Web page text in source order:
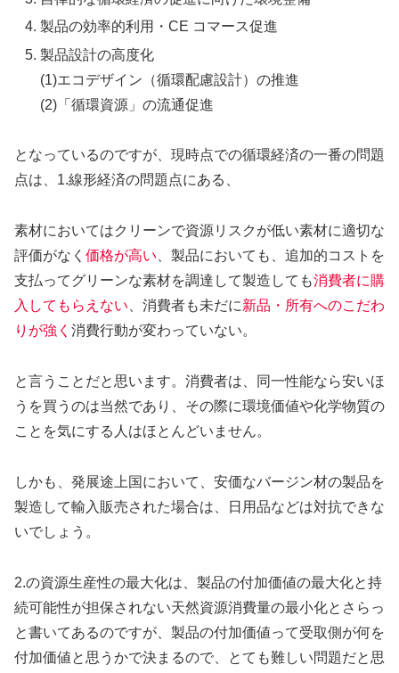
製品の効率的利用・CE コマース促進
製品設計の高度化
(1)エコデザイン（循環配慮設計）の推進
(2)「循環資源」の流通促進
となっているのですが、現時点での循環経済の一番の問題
点は、1.線形経済の問題点にある、
素材においてはクリーンで資源リスクが低い素材に適切な
評価がなく 価格が高い 、製品においても、追加的コストを
支払ってグリーンな素材を調達して製造しても消費者に購
入してもらえない 、消費者も未だに新品・所有へのこだわ
りが強く 消費行動が変わっていない。
と言うことだと思います。消費者は、同一性能なら安いほ
うを買うのは当然であり、その際に環境価値や化学物質の
ことを気にする人はほとんどいません。
しかも、発展途上国において、安価なバージン材の製品を
製造して輸入販売された場合は、日用品などは対抗できな
いでしょう。
2.の資源生産性の最大化は、製品の付加価値の最大化と持
続可能性が担保されない天然資源消費量の最小化とさらっ
と書いてあるのですが、製品の付加価値って受取側が何を
付加価値と思うかで決まるので、とても難しい問題だと思